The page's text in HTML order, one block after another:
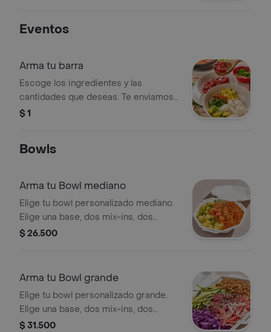
Eventos
Arma tu barra
Escoge los ingredientes y las
cantidades que deseas. Te enviamos
todo por separado y listo para
tu ritmo y a tu manera. Ideal para
porciones corresponden a las
platos medianos.
$ 1
Bowls
Arma tu Bowl mediano
Elige tu bowl personalizado mediano.
Elige una base, dos mix-ins, dos
toppings, y una salsa. Las proteínas se
$ 26.500
Arma tu Bowl grande
Elige tu bowl personalizado grande.
Elige una base, dos mix-ins, dos
toppings, y una salsa. Las proteínas se
$ 31.500